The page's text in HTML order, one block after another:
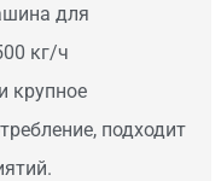
для
кг/ч
крупное
подходит